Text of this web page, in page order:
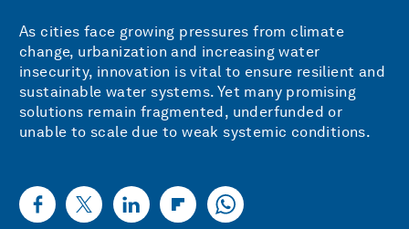
As cities face growing pressures from climate
change, urbanization and increasing water
insecurity, innovation is vital to ensure resilient and
sustainable water systems. Yet many promising
solutions remain fragmented, underfunded or
unable to scale due to weak systemic conditions.